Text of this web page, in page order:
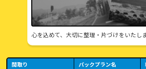
心を込めて、大切に整理・片づけをいたしま
間取り パックプラン名